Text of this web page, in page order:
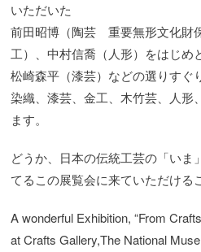
いただいた
前田昭博（陶芸 重要無形文化財
工）、中村信喬（人形）をはじめ
松崎森平（漆芸）などの選りすぐ
染織、漆芸、金工、木竹芸、人形
ます。
どうか、日本の伝統工芸の「いま
てるこの展覧会に来ていただける
A wonderful Exhibition, “From
at Crafts Gallery,The National